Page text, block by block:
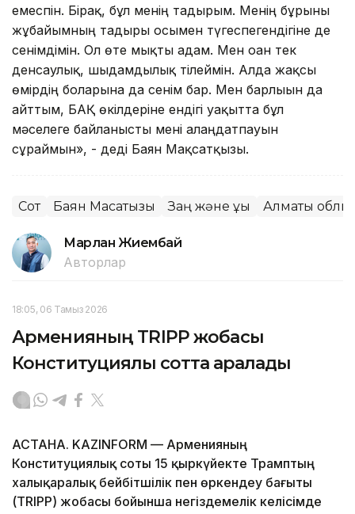
емеспін. Бірақ, бұл менің тағдырым. Менің бұрынғы
жұбайымның тағдыры осымен түгеспегендігіне де
сенімдімін. Ол өте мықты адам. Мен оған тек
денсаулық, шыдамдылық тілеймін. Алда жақсы
өмірдің боларына да сенім бар. Мен барлығын да
айттым, БАҚ өкілдеріне ендігі уақытта бұл
мәселеге байланысты мені алаңдатпауын
сұраймын», - деді Баян Мақсатқызы.
Сот Баян Мақсатқызы Заң және құқық Алматы
Марлан Жиембай
Авторлар
18:05, 06 Тамыз 2026
Арменияның TRIPP жобасы
Конституциялық сотта қаралады
АСТАНА. KAZINFORM — Арменияның
Конституциялық соты 15 қыркүйекте Трамптың
халықаралық бейбітшілік пен өркендеу бағыты
(TRIPP) жобасы бойынша негіздемелік келісімде